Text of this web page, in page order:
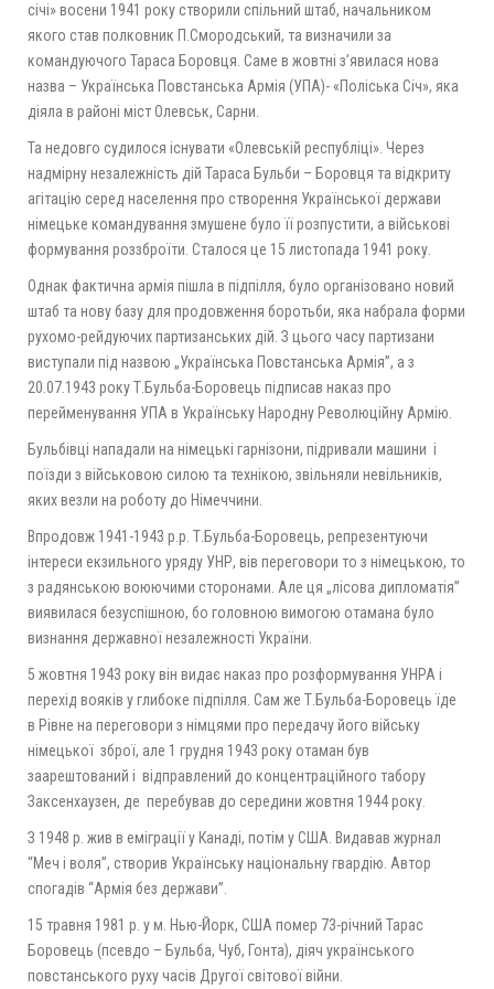
січі» восени 1941 року створили спільний штаб, начальником
якого став полковник П.Смородський, та визначили за
командуючого Тараса Боровця. Саме в жовтні з’явилася нова
назва – Українська Повстанська Армія (УПА)- «Поліська Січ», яка
діяла в районі міст Олевськ, Сарни.
Та недовго судилося існувати «Олевській республіці». Через
надмірну незалежність дій Тараса Бульби – Боровця та відкриту
агітацію серед населення про створення Української держави
німецьке командування змушене було її розпустити, а військові
формування роззброїти. Сталося це 15 листопада 1941 року.
Однак фактична армія пішла в підпілля, було організовано новий
штаб та нову базу для продовження боротьби, яка набрала форми
рухомо-рейдуючих партизанських дій. З цього часу партизани
виступали під назвою „Українська Повстанська Армія”, а з
20.07.1943 року Т.Бульба-Боровець підписав наказ про
перейменування УПА в Українську Народну Революційну Армію.
Бульбівці нападали на німецькі гарнізони, підривали машини і
поїзди з військовою силою та технікою, звільняли невільників,
яких везли на роботу до Німеччини.
Впродовж 1941-1943 p.p. Т.Бульба-Боровець, репрезентуючи
інтереси екзильного уряду УНР, вів переговори то з німецькою, то
з радянською воюючими сторонами. Але ця „лісова дипломатія”
виявилася безуспішною, бо головною вимогою отамана було
визнання державної незалежності України.
5 жовтня 1943 року він видає наказ про розформування УНРА і
перехід вояків у глибоке підпілля. Сам же Т.Бульба-Боровець їде
в Рівне на переговори з німцями про передачу його війську
німецької зброї, але 1 грудня 1943 року отаман був
заарештований і відправлений до концентраційного табору
Заксенхаузен, де перебував до середини жовтня 1944 року.
З 1948 р. жив в еміграції у Канаді, потім у США. Видавав журнал
“Меч і воля”, створив Українську національну гвардію. Автор
спогадів “Армія без держави”.
15 травня 1981 р. у м. Нью-Йорк, США помер 73-річний Тарас
Боровець (псевдо – Бульба, Чуб, Гонта), діяч українського
повстанського руху часів Другої світової війни.